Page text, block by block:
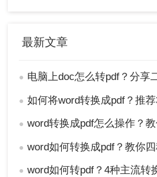
最新文章
● 电脑上doc怎么转pdf？分享
● 如何将word转换成pdf？推
● word转换成pdf怎么操作？
● word如何转换成pdf？教你四
● word如何转pdf？4种主流转